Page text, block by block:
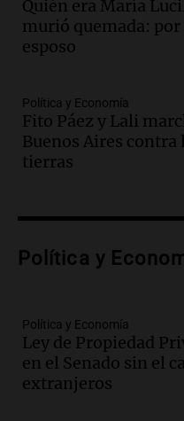
ostentación de
Amamos Argentina
Episodios
avanza con
accidente en
Panorama Federal
tributo todos los
Episodios
sea, va a ser
La Cadena del Gol
Episodios
Audio.Débora
Quién era María
murió quemada: por
esposo
Política y Economía
Fito Páez y Lali
Buenos Aires
tierras
Política y
Política y Economía
Ley de Propiedad
en el Senado sin el
extranjeros